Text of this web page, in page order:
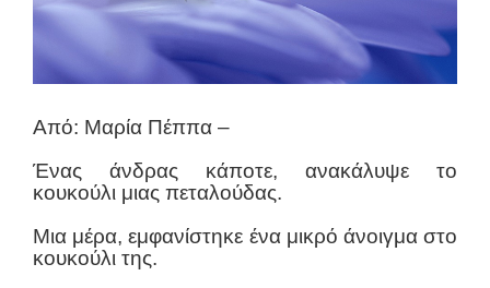
Από: Μαρία Πέππα –
Ένας άνδρας κάποτε, ανακάλυψε το
κουκούλι μιας πεταλούδας.
Μια μέρα, εμφανίστηκε ένα μικρό άνοιγμα στο
κουκούλι της.